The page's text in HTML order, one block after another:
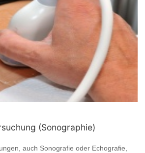
(Sonographie)
auch Sonografie oder Echografie,